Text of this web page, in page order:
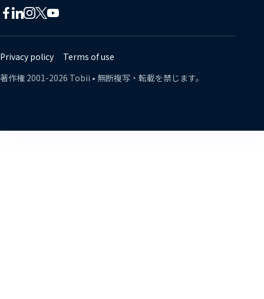
Tobii
Facebook
Tobii
Linkedin
Tobii
Instagram
Tobii
Twitter
Tobii
Youtube
Tobii
Lin
Privacy policy
Terms of use
著作権 2001-2026 Tobii • 無断複写・転載を禁じます。